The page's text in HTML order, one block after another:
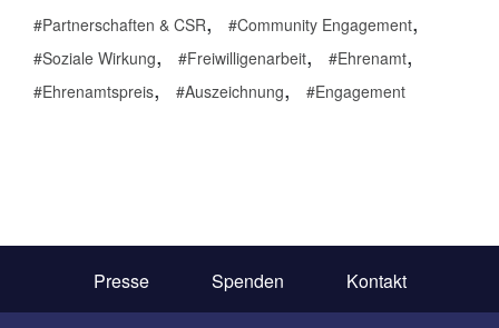
Partnerschaften & CSR, Community Engagement,
Soziale Wirkung, Freiwilligenarbeit, Ehrenamt,
Ehrenamtspreis, Auszeichnung, Engagement
Presse Spenden Kontakt